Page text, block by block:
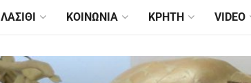
ΛΑΣΊΘΙ ΚΟΙΝΩΝΊΑ ΚΡΉΤΗ VIDEO